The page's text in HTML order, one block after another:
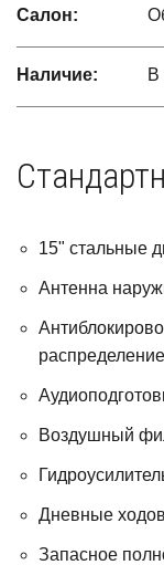
Салон:
Наличие: В
15" стальные
Антенна
Воздушный
Дневные
Запасное